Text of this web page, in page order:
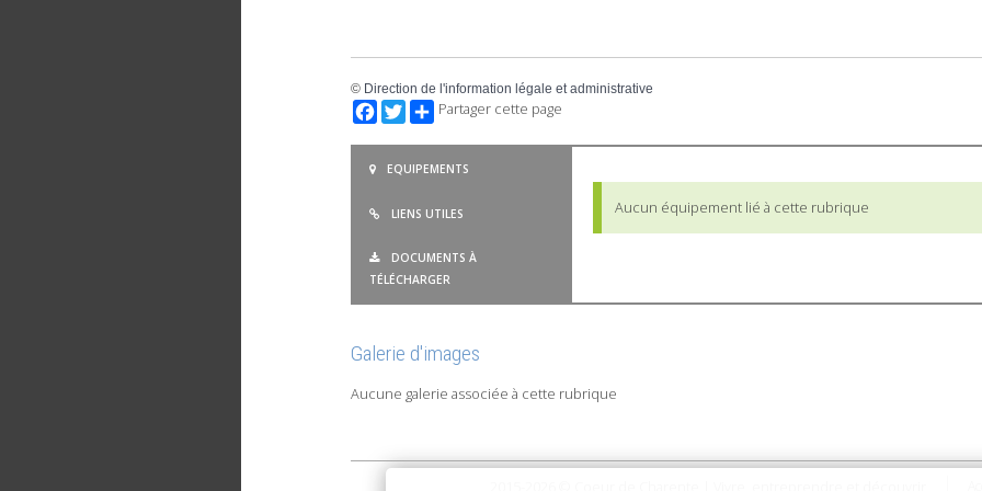
© Direction de l'information légale et administrative
Facebook
TwitterPartager cette page
EQUIPEMENTS
LIENS UTILES
DOCUMENTS À
TÉLÉCHARGER
Aucun équipement lié à cette rubrique
Galerie d'images
Aucune galerie associée à cette rubrique